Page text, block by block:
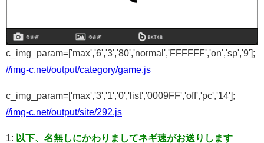
c_img_param=['max','6','3','80','normal','FFFFFF','on','sp','9'];
//img-c.net/output/category/game.js
c_img_param=['max','3','1','0','list','0009FF','off','pc','14'];
//img-c.net/output/site/292.js
1: 以下、名無しにかわりましてネギ速がお送りします